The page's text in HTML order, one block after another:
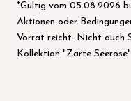
*Gültig vom 05.08.2026
Aktionen oder
Vorrat reicht. Nicht auch
Kollektion "Zarte Seerose"